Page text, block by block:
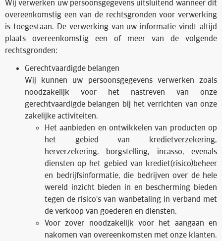
Wij verwerken uw persoonsgegevens uitsluitend wanneer dit
overeenkomstig een van de rechtsgronden voor verwerking
is toegestaan. De verwerking van uw informatie vindt altijd
plaats overeenkomstig een of meer van de volgende
rechtsgronden:
Gerechtvaardigde belangen
Wij kunnen uw persoonsgegevens verwerken zoals
noodzakelijk voor het nastreven van onze
gerechtvaardigde belangen bij het verrichten van onze
zakelijke activiteiten.
Het aanbieden en ontwikkelen van producten op
het gebied van kredietverzekering,
herverzekering, borgstelling, incasso, evenals
diensten op het gebied van krediet(risico)beheer
en bedrijfsinformatie, die bedrijven over de hele
wereld inzicht bieden in en bescherming bieden
tegen de risico's van wanbetaling in verband met
de verkoop van goederen en diensten.
Voor zover noodzakelijk voor het aangaan en
nakomen van overeenkomsten met onze klanten.